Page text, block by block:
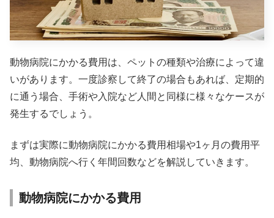
動物病院にかかる費用は、ペットの種類や治療によって違
いがあります。一度診察して終了の場合もあれば、定期的
に通う場合、手術や入院など人間と同様に様々なケースが
発生するでしょう。
まずは実際に動物病院にかかる費用相場や1ヶ月の費用平
均、動物病院へ行く年間回数などを解説していきます。
動物病院にかかる費用